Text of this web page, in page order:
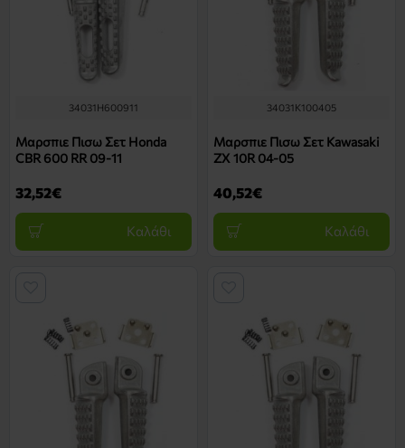
34031H600911
Μαρσπιε Πισω Σετ Honda
CBR 600 RR 09-11
32,52€
Καλάθι
34031K100405
Μαρσπιε Πισω Σετ Kawasaki
ZX 10R 04-05
40,52€
Καλάθι